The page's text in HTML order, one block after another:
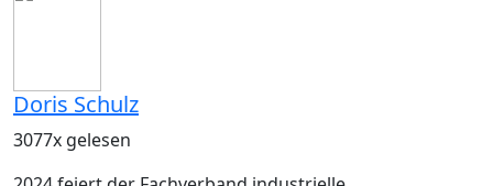
Doris Schulz
3077x gelesen